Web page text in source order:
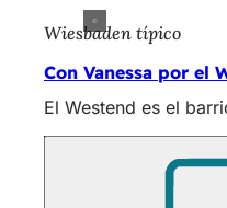
Wiesbaden típico
Con Vanessa por el
El Westend es el